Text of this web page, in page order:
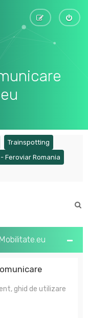
(Opens a new tab)
Trainspotting
Feroviar Romania
ghid de utilizare